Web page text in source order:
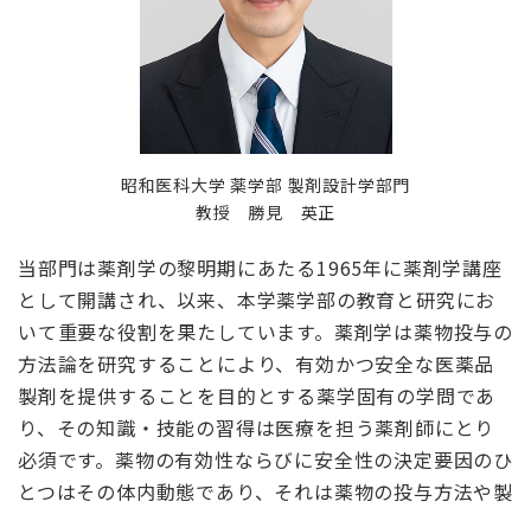
昭和医科大学 薬学部 製剤設計学部門
教授 勝見 英正
当部門は薬剤学の黎明期にあたる1965年に薬剤学講座
として開講され、以来、本学薬学部の教育と研究にお
いて重要な役割を果たしています。薬剤学は薬物投与の
方法論を研究することにより、有効かつ安全な医薬品
製剤を提供することを目的とする薬学固有の学問であ
り、その知識・技能の習得は医療を担う薬剤師にとり
必須です。薬物の有効性ならびに安全性の決定要因のひ
とつはその体内動態であり、それは薬物の投与方法や製